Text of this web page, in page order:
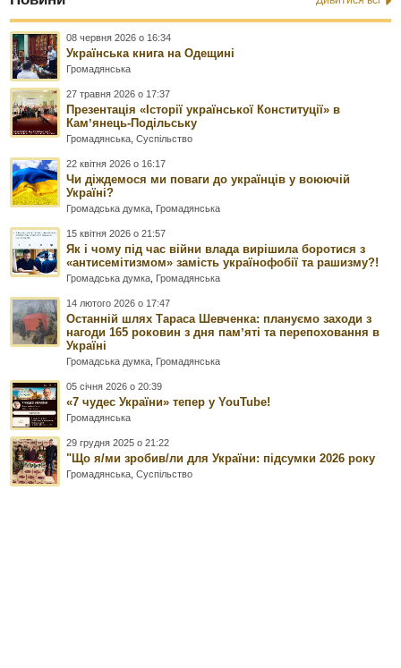
08 червня 2026 о 16:34
Українська книга на Одещині
Громадянська
27 травня 2026 о 17:37
Презентація «Історії української Конституції» в
Камʼянець-Подільську
Громадянська ,Суспільство
22 квітня 2026 о 16:17
Чи діждемося ми поваги до українців у воюючій
Україні?
Громадська думка Громадянська
15 квітня 2026 о 21:57
Як і чому під час війни влада вирішила боротися з
«антисемітизмом» замість українофобії та рашизму?!
Громадська думка Громадянська
14 лютого 2026 о 17:47
Останній шлях Тараса Шевченка: плануємо заходи з
нагоди 165 роковин з дня памʼяті та перепоховання в
Україні
Громадська думка Громадянська
05 січня 2026 о 20:39
«7 чудес України» тепер у YouTube!
Громадянська
29 грудня 2025 о 21:22
"Що я/ми зробив/ли для України: підсумки 2026 року
Громадянська ,Суспільство